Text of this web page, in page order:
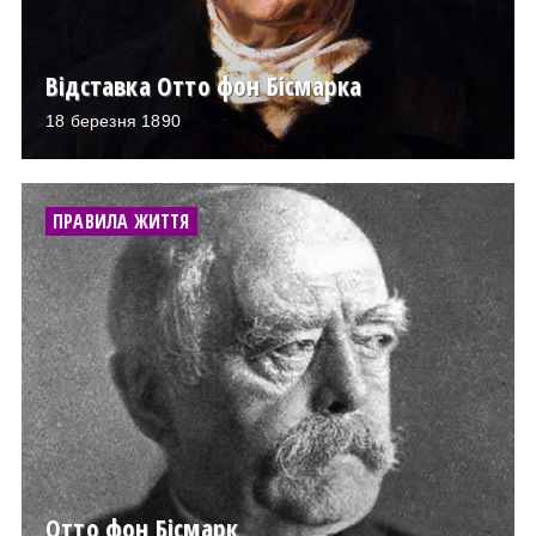
Архітектура і будівництво
Катастрофи
Кримінал
Людина і суспільство
Наука, освіта і техніка
Особистості
Подорожі і відкриття
Політика
Релігія
Розваги і дозвілля
Спорт
Чудеса світу
Козацька доба
Українська революція
Україна радянська
Хронологія
Античні часи
Темні віки
Високе Середньовіччя
Пізнє Середньовіччя
Нова історія
Новітня історія
Наш час
Відставка Отто фон Бісмарка
18 березня 1890
ПРАВИЛА ЖИТТЯ
Отто фон Бісмарк